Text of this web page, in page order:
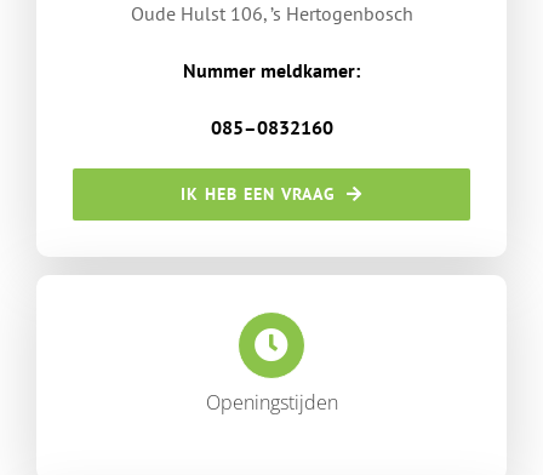
Oude Hulst 106, ’s Hertogenbosch
Nummer meldkamer:
085–0832160
IK HEB EEN VRAAG
Openingstijden